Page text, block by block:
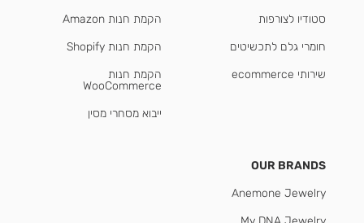
סטודיו לצורפות
חומרי גלם לתכשיטים
שירותי ecommerce
הקמת חנות Amazon
הקמת חנות Shopify
הקמת חנות
WooCommerce
ייבוא מסחרי מסין
OUR BRANDS
Anemone Jewelry